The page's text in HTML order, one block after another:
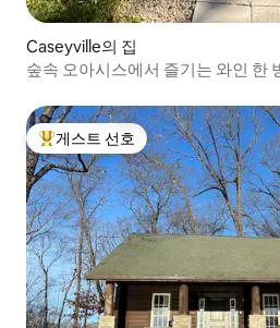
Caseyville의 집
숲속 오아시스에서 즐기는 와인 한
상위 게스트 선호
게스트 선호